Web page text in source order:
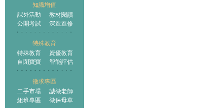
知識增值
課外活動
教材閱讀
公開考試
深造進修
特殊教育
特殊教育
資優教育
自閉寶寶
智能評估
徵求專區
二手市場
誠徵老師
組班專區
徵保母車